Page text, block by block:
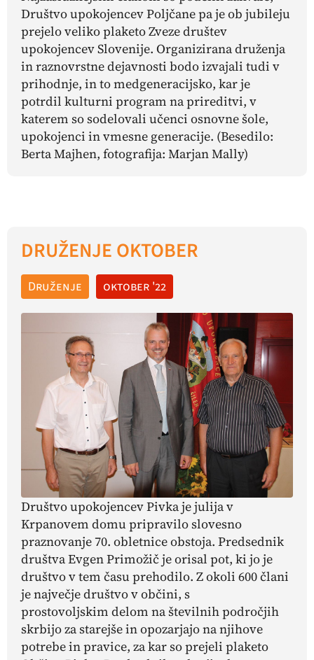
Društvo upokojencev Poljčane pa je ob jubileju
prejelo veliko plaketo Zveze društev
upokojencev Slovenije. Organizirana druženja
in raznovrstne dejavnosti bodo izvajali tudi v
prihodnje, in to medgeneracijsko, kar je
potrdil kulturni program na prireditvi, v
katerem so sodelovali učenci osnovne šole,
upokojenci in vmesne generacije. (Besedilo:
Berta Majhen, fotografija: Marjan Mally)
DRUŽENJE OKTOBER
Druženje oktober '22
Društvo upokojencev Pivka je julija v
Krpanovem domu pripravilo slovesno
praznovanje 70. obletnice obstoja. Predsednik
društva Evgen Primožič je orisal pot, ki jo je
društvo v tem času prehodilo. Z okoli 600 člani
je največje društvo v občini, s
prostovoljskim delom na številnih področjih
skrbijo za starejše in opozarjajo na njihove
potrebe in pravice, za kar so prejeli plaketo